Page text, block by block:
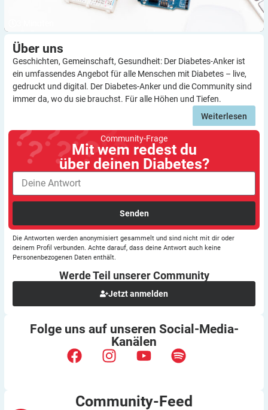
Über uns
Geschichten, Gemeinschaft, Gesundheit: Der Diabetes-Anker ist
ein umfassendes Angebot für alle Menschen mit Diabetes – live,
gedruckt und digital. Der Diabetes-Anker und die Community sind
immer da, wo du sie brauchst. Für alle Höhen und Tiefen.
Weiterlesen
Community-Frage
Mit wem redest du
über deinen Diabetes?
Senden
Die Antworten werden anonymisiert gesammelt und sind nicht mit dir oder
deinem Profil verbunden. Achte darauf, dass deine Antwort auch keine
Personenbezogenen Daten enthält.
Werde Teil unserer Community
Jetzt anmelden
Folge uns auf unseren Social-Media-
Kanälen
Community-Feed